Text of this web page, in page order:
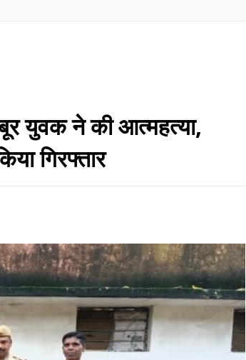
युवक ने की आत्महत्या,
गिरफ्तार